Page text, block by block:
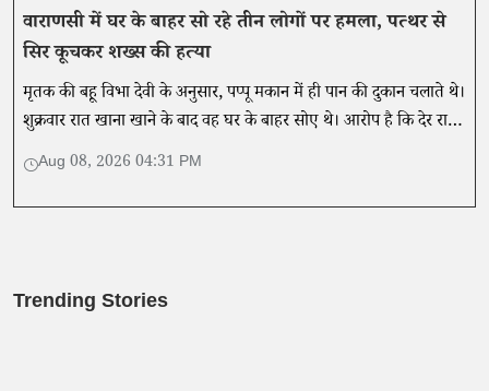
वाराणसी में घर के बाहर सो रहे तीन लोगों पर हमला, पत्थर से
सिर कूचकर शख्स की हत्या
मृतक की बहू विभा देवी के अनुसार, पप्पू मकान में ही पान की दुकान चलाते थे।
शुक्रवार रात खाना खाने के बाद वह घर के बाहर सोए थे। आरोप है कि देर रात
कुछ लोग वहां पहुंचे और उन पर हमला कर दिया।
Aug 08, 2026 04:31 PM
Trending Stories